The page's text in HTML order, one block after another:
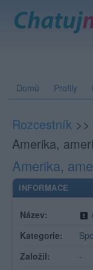
Domů Profily
Rozcestník >>
Amerika,
Amerika,
INFORMACE
Název:
Kategorie:
Založil:
-